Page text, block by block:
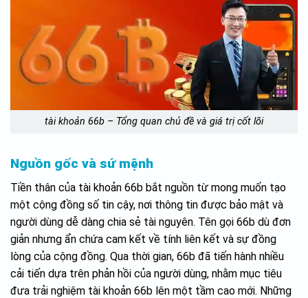
tài khoản 66b – Tổng quan chủ đề và giá trị cốt lõi
Nguồn gốc và sứ mệnh
Tiền thân của tài khoản 66b bắt nguồn từ mong muốn tạo
một cộng đồng số tin cậy, nơi thông tin được bảo mật và
người dùng dễ dàng chia sẻ tài nguyên. Tên gọi 66b dù đơn
giản nhưng ẩn chứa cam kết về tính liên kết và sự đồng
lòng của cộng đồng. Qua thời gian, 66b đã tiến hành nhiều
cải tiến dựa trên phản hồi của người dùng, nhằm mục tiêu
đưa trải nghiệm tài khoản 66b lên một tầm cao mới. Những